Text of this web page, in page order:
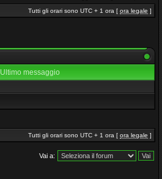
Tutti gli orari sono UTC + 1 ora [ ora legale ]
Ultimo messaggio
Tutti gli orari sono UTC + 1 ora [ ora legale ]
Vai a: